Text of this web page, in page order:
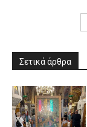
Σετικά άρθρα